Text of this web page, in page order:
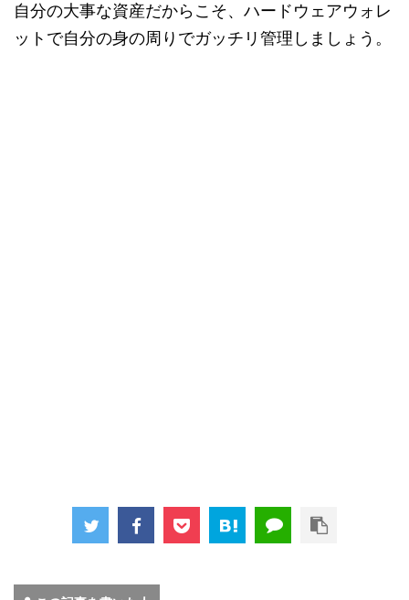
自分の大事な資産だからこそ、ハードウェアウォレ
ットで自分の身の周りでガッチリ管理しましょう。